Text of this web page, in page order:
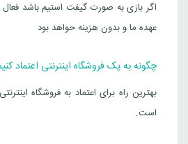
عهده ما و بدون هزینه حواهد بود
چگونه به یک فروشگاه اینترنتی اعتماد
بهترین راه برای اعتماد به فروشگاه
است.